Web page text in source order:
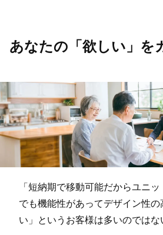
あなたの「欲しい」を
「短納期で移動可能だからユニッ
でも機能性があってデザイン性
い」というお客様は多いのではな